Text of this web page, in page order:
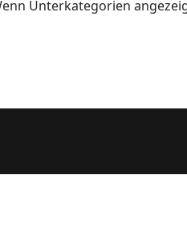
Unterkategorien